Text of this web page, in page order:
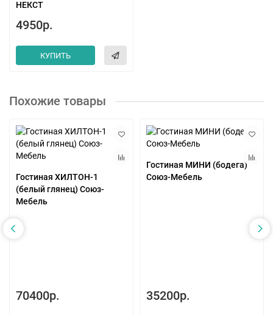
НЕКСТ
4950р.
КУПИТЬ
Похожие товары
Гостиная ХИЛТОН-1
(белый глянец) Союз-
Мебель
70400р.
Гостиная МИНИ (бодега)
Союз-Мебель
35200р.